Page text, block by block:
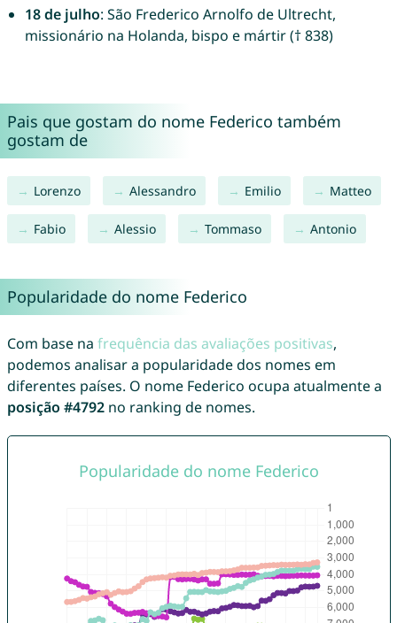
18 de julho: São Frederico Arnolfo de Ultrecht,
missionário na Holanda, bispo e mártir († 838)
Pais que gostam do nome Federico também
gostam de
Lorenzo Alessandro Emilio Matteo
Fabio Alessio Tommaso Antonio
Popularidade do nome Federico
Com base na frequência das avaliações positivas,
podemos analisar a popularidade dos nomes em
diferentes países. O nome Federico ocupa atualmente a
posição #4792no ranking de nomes.